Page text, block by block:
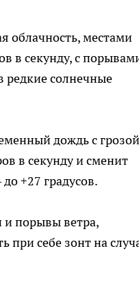
облачность, местами
в секунду, с
редкие солнечные
дождь с
в секунду и сменит
+27 градусов.
и порывы ветра,
при себе зонт на